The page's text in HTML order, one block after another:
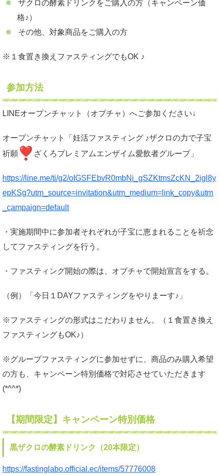
ザクロの酵素ドリンクをご購入の方（キャンペーン価
格♪）
その他、対象商品をご購入の方
※１食置き換えファスティングでもOK ♪
参加方法
LINEオープンチャット（オプチャ）へご参加ください↓
オープンチャット「妊活ファスティング ♪ザクロの力で子宝
祈願
ざくろプレミアムエンザイム愛飲者グループ」
https://line.me/ti/g2/oIGSFEbvR0mbNi_gSZKtmsZcKN_2igl8y
epKSg?utm_source=invitation&utm_medium=link_copy&utm
_campaign=default
・実施期間中に参加者それぞれが子宝に恵まれることを祈念
してファスティングを行う。
・ファスティング開始の際は、オプチャで開始宣言をする。
（例）「今日１DAYファスティングをやりまーす♪」
※ファスティングの形式はこだわりません。（１食置き換え
ファスティングもOK♪）
※グループファスティングに参加せずに、商品のみ購入希望
の方も、キャンペーン特別価格で対応させていただきます
(*^^*)
【期間限定】キャンペーン特別価格
黒ザクロの酵素ドリンク（20本限定）
https://fastinglabo.official.ec/items/57776008